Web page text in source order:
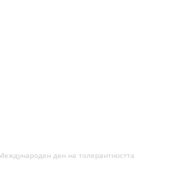
ден на толерантността